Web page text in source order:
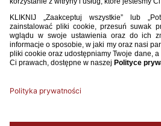
20. Bartosz Bondziul (Stomil Olsztyn)
21. Bartłomiej Chyb (Śląsk Wrocław)